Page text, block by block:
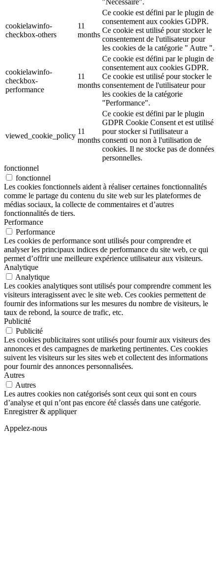
cookielawinfo-
checkbox-others
11
months
Ce cookie est défini par le plugin de
consentement aux cookies GDPR.
Ce cookie est utilisé pour stocker le
consentement de l'utilisateur pour
les cookies de la catégorie " Autre ".
cookielawinfo-
checkbox-
performance
11
months
Ce cookie est défini par le plugin de
consentement aux cookies GDPR.
Ce cookie est utilisé pour stocker le
consentement de l'utilisateur pour
les cookies de la catégorie
"Performance".
viewed_cookie_policy
11
months
Ce cookie est défini par le plugin
GDPR Cookie Consent et est utilisé
pour stocker si l'utilisateur a
consenti ou non à l'utilisation de
cookies. Il ne stocke pas de données
personnelles.
fonctionnel
fonctionnel
Les cookies fonctionnels aident à réaliser certaines fonctionnalités
comme le partage du contenu du site web sur les plateformes de
médias sociaux, la collecte de commentaires et d’autres
fonctionnalités de tiers.
Performance
Performance
Les cookies de performance sont utilisés pour comprendre et
analyser les principaux indices de performance du site web, ce qui
permet d’offrir une meilleure expérience utilisateur aux visiteurs.
Analytique
Analytique
Les cookies analytiques sont utilisés pour comprendre comment les
visiteurs interagissent avec le site web. Ces cookies permettent de
fournir des informations sur les mesures du nombre de visiteurs, le
taux de rebond, la source de trafic, etc.
Publicité
Publicité
Les cookies publicitaires sont utilisés pour fournir aux visiteurs des
annonces et des campagnes de marketing pertinentes. Ces cookies
suivent les visiteurs sur les sites web et collectent des informations
pour fournir des annonces personnalisées.
Autres
Autres
Les autres cookies non catégorisés sont ceux qui sont en cours
d’analyse et qui n’ont pas encore été classés dans une catégorie.
Enregistrer & appliquer
Appelez-nous